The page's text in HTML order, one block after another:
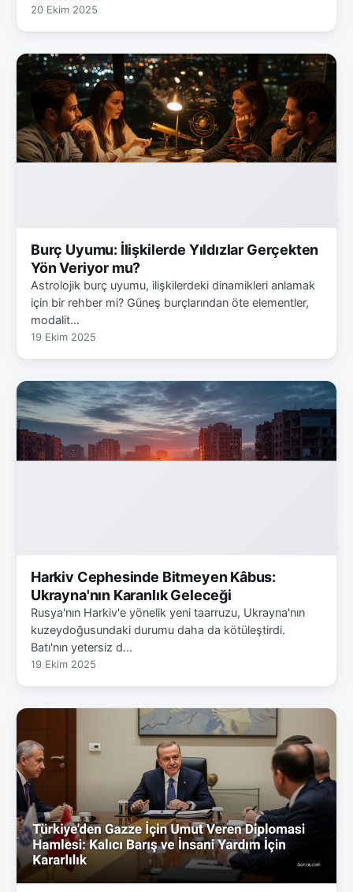
20 Ekim 2025
Burç Uyumu: İlişkilerde Yıldızlar Gerçekten
Yön Veriyor mu?
Astrolojik burç uyumu, ilişkilerdeki dinamikleri anlamak
için bir rehber mi? Güneş burçlarından öte elementler,
modalit…
19 Ekim 2025
Harkiv Cephesinde Bitmeyen Kâbus:
Ukrayna'nın Karanlık Geleceği
Rusya'nın Harkiv'e yönelik yeni taarruzu, Ukrayna'nın
kuzeydoğusundaki durumu daha da kötüleştirdi.
Batı'nın yetersiz d…
19 Ekim 2025